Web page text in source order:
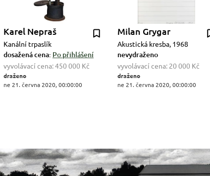
Karel Nepraš
Kanální trpaslík
dosažená cena: Po přihlášení
vyvolávací cena:450 000 Kč
draženo
ne 21. června 2020, 00:00:00
Milan Grygar
Akustická kresba, 1968
nevydraženo
vyvolávací cena: 20 000 Kč
draženo
ne 21. června 2020, 00:00:00